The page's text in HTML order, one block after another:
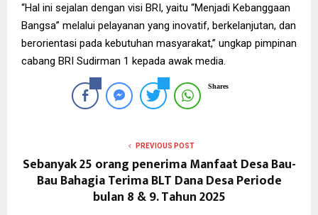
“Hal ini sejalan dengan visi BRI, yaitu “Menjadi Kebanggaan
Bangsa” melalui pelayanan yang inovatif, berkelanjutan, dan
berorientasi pada kebutuhan masyarakat,” ungkap pimpinan
cabang BRI Sudirman 1 kepada awak media.
Shares
PREVIOUS POST
Sebanyak 25 orang penerima Manfaat Desa Bau-
Bau Bahagia Terima BLT Dana Desa Periode
bulan 8 & 9. Tahun 2025